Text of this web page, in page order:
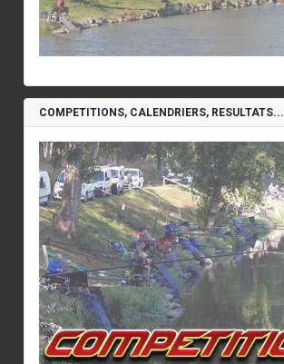
COMPETITIONS, CALENDRIERS, RESULTATS...